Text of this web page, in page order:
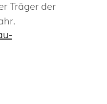
Träger der